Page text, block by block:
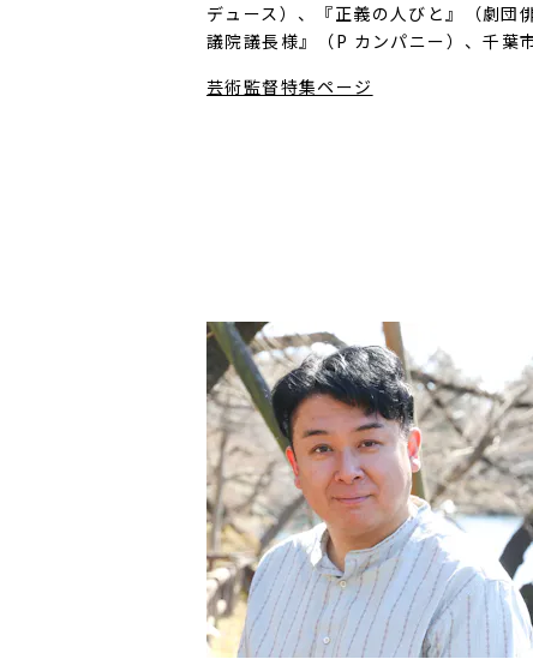
デュース）、『正義の人びと』（劇
議院議長様』（P カンパニー）、千葉
芸術監督特集ページ